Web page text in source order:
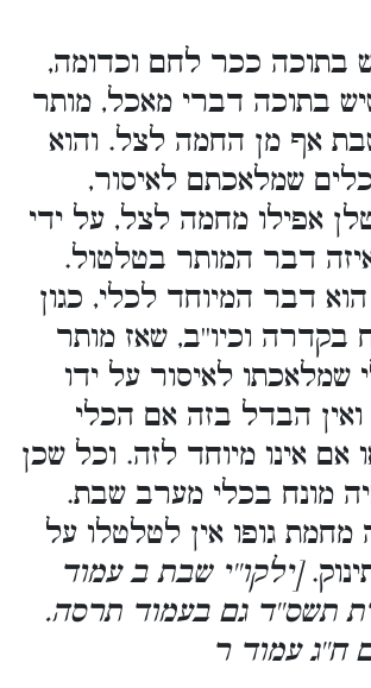
בתוכה ככר לחם וכדומה,
בתוכה דברי מאכל, מותר
אף מן החמה לצל. והוא
שמלאכתם לאיסור,
אפילו מחמה לצל, על ידי
דבר המותר בטלטול.
דבר המיוחד לכלי, כגון
בקדרה וכיו''ב, שאז מותר
לאיסור על ידו
הבדל בזה אם הכלי
אם אינו מיוחד לזה. וכל שכן
מונח בכלי מערב שבת.
גופו אין לטלטלו על
[ילקו''י שבת ב עמוד
תשס''ד גם בעמוד תרסה.
ח''ג עמוד ר